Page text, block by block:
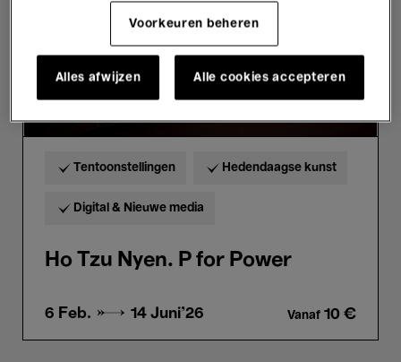
Tentoonstellingen Hedendaagse kunst
Digital & Nieuwe media
Ho Tzu Nyen. P for Power
6 Feb. → 14 Juni'26 Vanaf 10 €
Voorkeuren beheren
Alles afwijzen Alle cookies accepteren